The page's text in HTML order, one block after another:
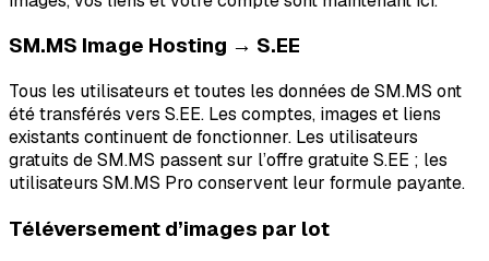
SM.MS Image Hosting → S.EE
Tous les utilisateurs et toutes les données de SM.MS ont
été transférés vers S.EE. Les comptes, images et liens
existants continuent de fonctionner. Les utilisateurs
gratuits de SM.MS passent sur l’offre gratuite S.EE ; les
utilisateurs SM.MS Pro conservent leur formule payante.
Téléversement d’images par lot